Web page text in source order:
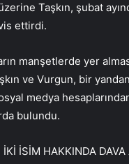
Taşkın, şubat
ettirdi.
manşetlerde yer
ve Vurgun, bir
medya
bulundu.
İKİ İSİM HAKKINDA